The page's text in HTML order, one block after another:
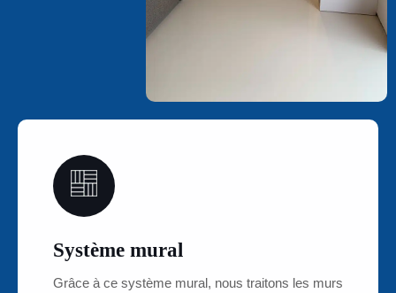
Système mural
Grâce à ce système mural, nous traitons les murs